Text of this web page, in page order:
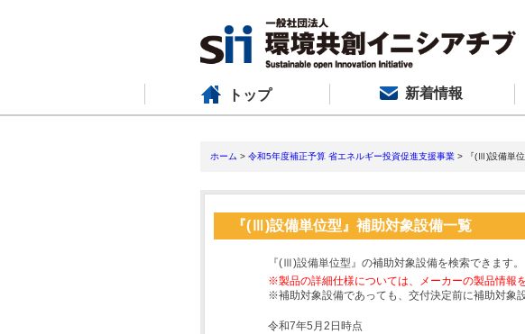
トップ 新着情報
ホーム > 令和5年度補正予算 省エネルギー投資促進支援事業 > 『(Ⅲ)設備単
『(Ⅲ)設備単位型』補助対象設備一覧
『(Ⅲ)設備単位型』の補助対象設備を検索できます。
※製品の詳細仕様については、メーカーの製品情報
※補助対象設備であっても、交付決定前に補助対象
令和7年5月2日時点